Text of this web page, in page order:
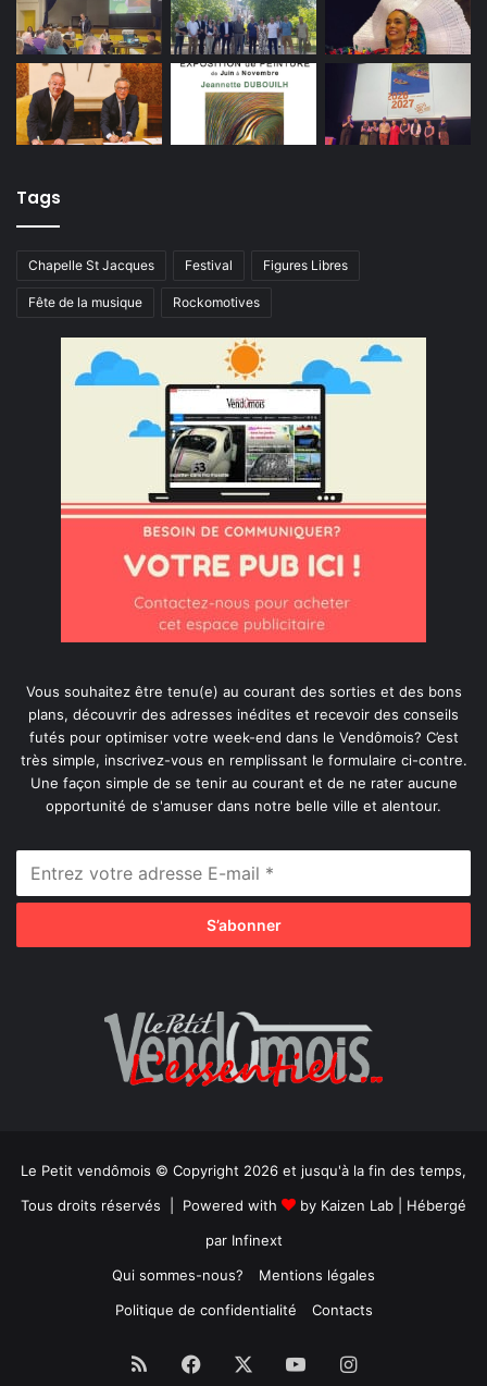
Tags
Chapelle St Jacques Festival Figures Libres
Fête de la musique Rockomotives
Vous souhaitez être tenu(e) au courant des sorties et des bons
plans, découvrir des adresses inédites et recevoir des conseils
futés pour optimiser votre week-end dans le Vendômois? C’est
très simple, inscrivez-vous en remplissant le formulaire ci-contre.
Une façon simple de se tenir au courant et de ne rater aucune
opportunité de s'amuser dans notre belle ville et alentour.
Le Petit vendômois © Copyright 2026 et jusqu'à la fin des temps,
Tous droits réservés | Powered with
by Kaizen Lab | Hébergé
par Infinext
Qui sommes-nous?
Mentions légales
Politique de confidentialité
Contacts
RSS Facebook YouTubeInstagram